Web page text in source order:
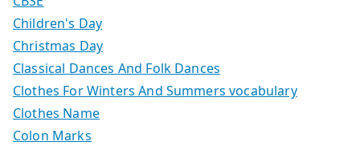
Children's Day
Christmas Day
Classical Dances And Folk Dances
Clothes For Winters And Summers vocabulary
Clothes Name
Colon Marks